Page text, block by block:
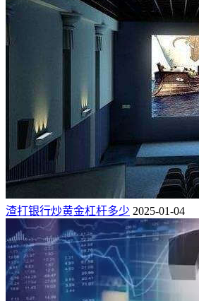
渣打银行炒黄金杠杆多少 2025-01-04